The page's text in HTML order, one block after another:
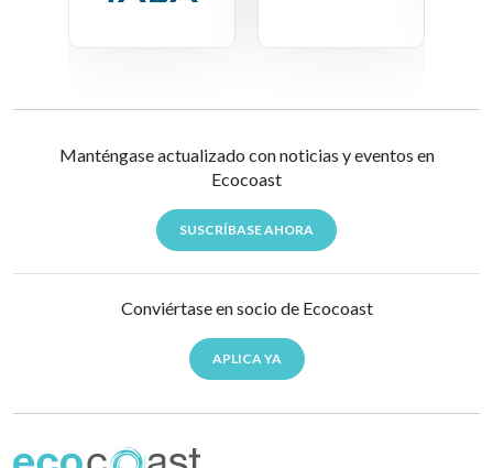
Manténgase actualizado con noticias y eventos en
Ecocoast
SUSCRÍBASE AHORA
Conviértase en socio de Ecocoast
APLICA YA